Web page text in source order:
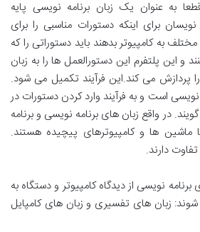
به عنوان یک زبان برنامه نویسی پایه
برای اینکه دستورات مناسبی را برای
به کامپیوتر بدهند باید دستوراتی را که
و این پلتفرم این دستورالعمل ها را به زبان
پردازش می کند.این فرآیند تکمیل می شود.
نویسی است و به فرآیند وارد کردن دستورات در
در واقع زبان های برنامه نویسی و برنامه
ماشین ها و کامپیوترهای پیچیده هستند.
تفاوت دارند.
نویسی از دیدگاه کامپیوتر و دستگاه به
زبان های تفسیری و زبان های کامپایل